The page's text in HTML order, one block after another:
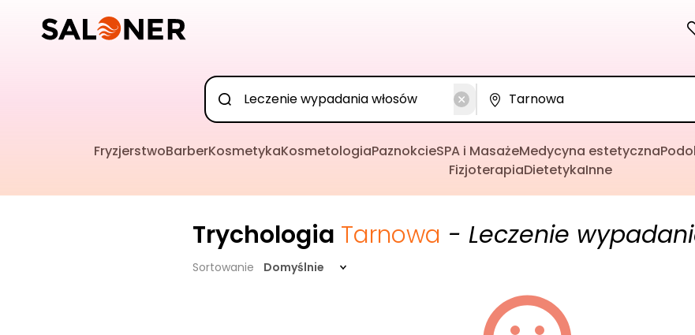
FryzjerstwoBarberKosmetykaKosmetologiaPaznokcieSPA i MasażeMedycyna estetyczna
FizjoterapiaDietetykaInne
Trychologia Tarnowa - Leczenie
Sortowanie Domyślnie